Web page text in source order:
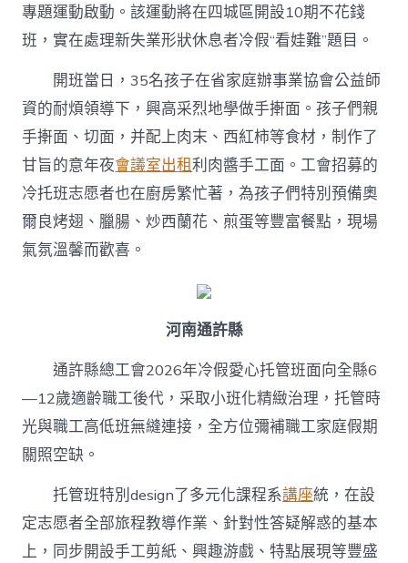
專題運動啟動。該運動將在四城區開設10期不花錢
班，實在處理新失業形狀休息者冷假“看娃難”題目。
開班當日，35名孩子在省家庭辦事業協會公益師
資的耐煩領導下，興高采烈地學做手搟面。孩子們親
手搟面、切面，并配上肉末、西紅柿等食材，制作了
甘旨的意年夜會議室出租利肉醬手工面。工會招募的
冷托班志愿者也在廚房繁忙著，為孩子們特別預備奧
爾良烤翅、臘腸、炒西蘭花、煎蛋等豐富餐點，現場
氣氛溫馨而歡喜。
河南通許縣
通許縣總工會2026年冷假愛心托管班面向全縣6
—12歲適齡職工後代，采取小班化精緻治理，托管時
光與職工高低班無縫連接，全方位彌補職工家庭假期
關照空缺。
托管班特別design了多元化課程系講座統，在設
定志愿者全部旅程教導作業、針對性答疑解惑的基本
上，同步開設手工剪紙、興趣游戲、特點展現等豐盛